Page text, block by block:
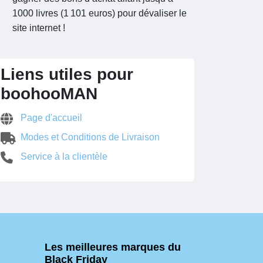
1000 livres (1 101 euros) pour dévaliser le
site internet !
Liens utiles pour
boohooMAN
Page d'accueil
Modes et Conditions de Livraison
Service à la clientèle
Les meilleures marques du
Black Friday